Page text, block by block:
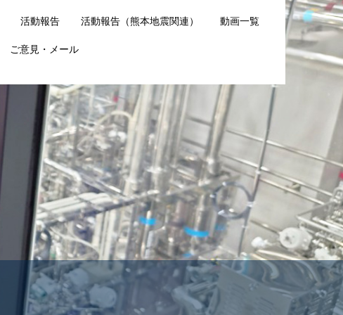
活動報告 活動報告（熊本地震関連） 動画一覧
ご意見・メール